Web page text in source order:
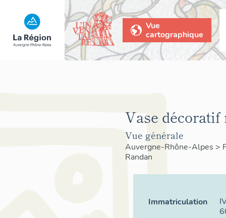
Vue
cartographique
Vase décoratif
Vue générale
Auvergne-Rhône-Alpes >
Randan
Immatriculation